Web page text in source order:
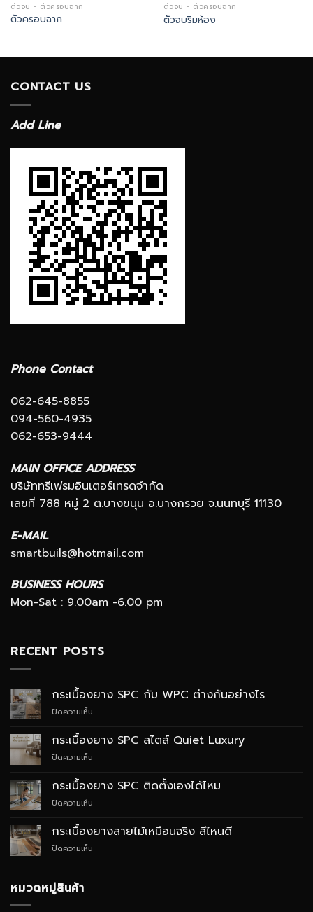
ตัวจบ - ตัวครอบฉาก
ตัวครอบฉาก
ตัวจบ - ตัวครอบฉาก
ตัวจบริมห้อง
CONTACT US
Add Line
Phone Contact
062-645-8855
094-560-4935
062-653-9444
MAIN OFFICE ADDRESS
บริษัททรีเฟรมอินเตอร์เทรดจำกัด
เลขที่ 788 หมู่ 2 ต.บางขนุน อ.บางกรวย จ.นนทบุรี 11130
E-MAIL
smartbuils@hotmail.com
BUSINESS HOURS
Mon-Sat : 9.00am -6.00 pm
RECENT POSTS
กระเบื้องยาง SPC กับ WPC ต่างกันอย่างไร
ปิดความเห็น
ยาง
SPC
ต่าง
กระเบื้องยาง SPC สไตล์ Quiet Luxury
ปิดความเห็น
ยาง
SPC
Luxury
กระเบื้องยาง SPC ติดตั้งเองได้ไหม
ปิดความเห็น
ยาง
SPC
กระเบื้องยางลายไม้เหมือนจริง สีไหนดี
ปิดความเห็น
หมวดหมู่สินค้า